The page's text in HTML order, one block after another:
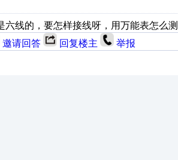
六线的，要怎样接线呀，用万能表怎么
邀请回答 回复楼主 举报